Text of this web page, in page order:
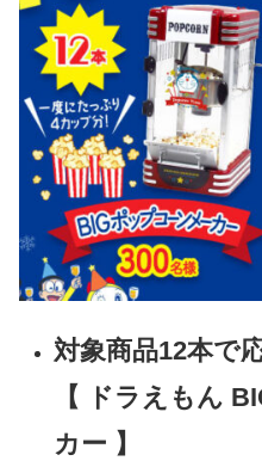
対象商品12本で
【 ドラえもん
カー 】